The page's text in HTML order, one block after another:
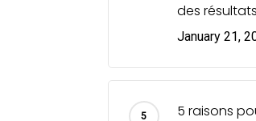
des résultats
January 21,
5 raisons